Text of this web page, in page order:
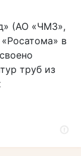
(АО «ЧМЗ»,
в
труб из